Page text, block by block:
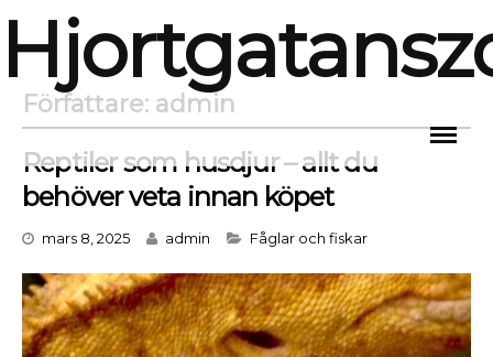
content
Författare: admin
Reptiler som husdjur – allt du
behöver veta innan köpet
mars 8, 2025 admin Categories
Fåglar och fiskar